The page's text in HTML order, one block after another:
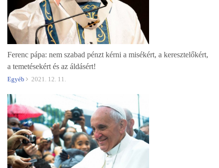
Ferenc pápa: nem szabad pénzt kérni a misékért, a keresztelőkért,
a temetésekért és az áldásért!
Egyéb 2021. 12. 11.